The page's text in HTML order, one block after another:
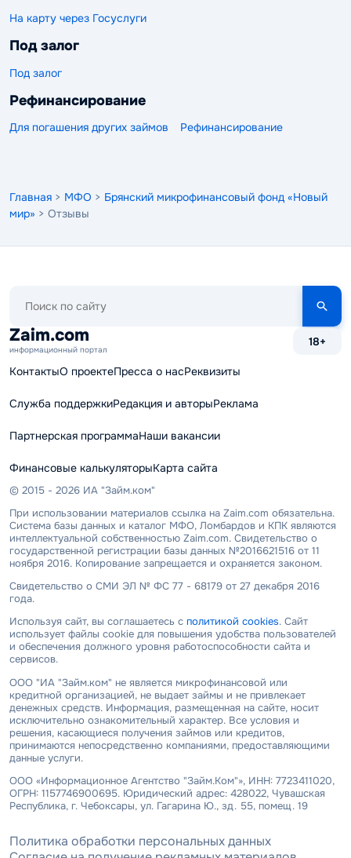
На карту через Госуслуги
Под залог
Под залог
Рефинансирование
Для погашения других займов Рефинансирование
Главная > МФО > Брянский микрофинансовый фонд «Новый
мир» > Отзывы
сайту
Zaim.com
информационный портал
18+
КонтактыО проектеПресса о насРеквизиты
Служба поддержкиРедакция и авторыРеклама
Партнерская программаНаши вакансии
Финансовые калькуляторыКарта сайта
© 2015 - 2026 ИА "Займ.ком"
При использовании материалов ссылка на Zaim.com обязательна.
Система базы данных и каталог МФО, Ломбардов и КПК являются
интеллектуальной собственностью Zaim.com. Свидетельство о
государственной регистрации базы данных №2016621516 от 11
ноября 2016. Копирование запрещается и охраняется законом.
Свидетельство о СМИ ЭЛ № ФС 77 - 68179 от 27 декабря 2016
года.
Используя сайт, вы соглашаетесь с политикой cookies. Сайт
использует файлы cookie для повышения удобства пользователей
и обеспечения должного уровня работоспособности сайта и
сервисов.
ООО "ИА "Займ.ком" не является микрофинансовой или
кредитной организацией, не выдает займы и не привлекает
денежных средств. Информация, размещенная на сайте, носит
исключительно ознакомительный характер. Все условия и
решения, касающиеся получения займов или кредитов,
принимаются непосредственно компаниями, предоставляющими
данные услуги.
ООО «Информационное Агентство "Займ.Ком"», ИНН: 7723411020,
ОГРН: 1157746900695. Юридический адрес: 428022, Чувашская
Республика, г. Чебоксары, ул. Гагарина Ю., зд. 55, помещ. 19
Политика обработки персональных данных